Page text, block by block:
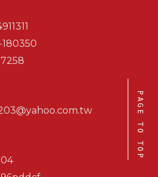
180350
PAGE TO TOP